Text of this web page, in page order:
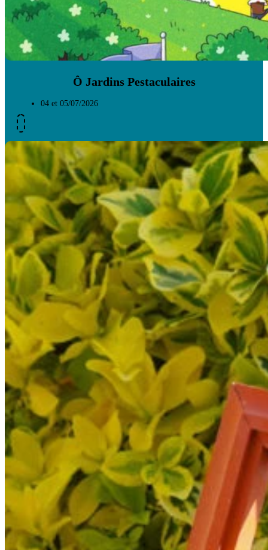
Ô Jardins Pestaculaires
04 et 05/07/2026